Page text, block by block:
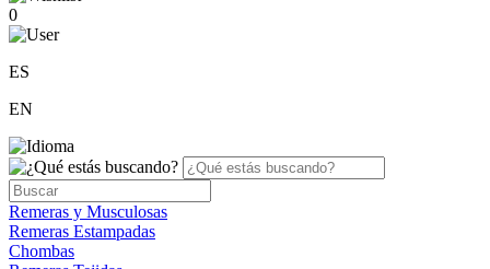
0
ES
EN
Remeras y Musculosas
Remeras Estampadas
Chombas